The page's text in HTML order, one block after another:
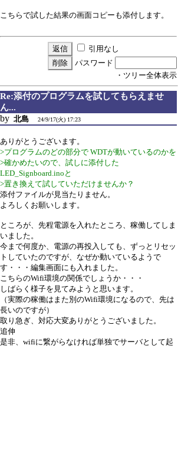
こちらで試した結果の画面コピーも添付します。
引用なし
パスワード
・ツリー全体表示
Re:添付のプログラムを試してもらえませ
ん...
by 北島 24/9/17(火) 17:23
ありがとうございます。
>プログラムのどの部分で WDTが動いているのかを
>確かめたいので、試しに添付した
LED_Signboard.inoと
>置き換えて試していただけませんか？
添付ファイルが見当たりません。
よろしくお願いします。
ところが、先程電源を入れたところ、稼働してしま
いました。
今まで何度か、電源の再投入しても、ずっとリセッ
トしていたのですが、なぜか動いているようで
す・・・編集画面にも入れました。
こちらのWifi環境の関係でしょうか・・・
しばらく様子を見てみようと思います。
（実際の稼働はまた別のWifi環境になるので、先は
長いのですが）
取り急ぎ、対応大変ありがとうございました。
追伸
是非、wifiに繋がらなければ単独でサーバとして起